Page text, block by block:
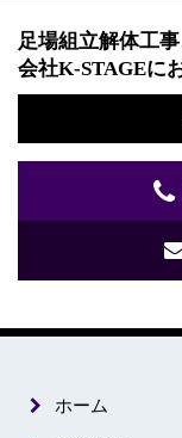
足場組立解体工
会社K-STAGEに
ホーム